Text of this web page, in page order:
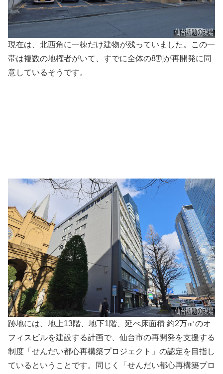
現在は、北西角に一棟だけ建物が残っていました。この一
帯は複数の地権者がいて、すでに全体の8割が再開発に同
意しているそうです。
跡地には、地上13階、地下1階、延べ床面積 約2万㎡のオ
フィスビルを建設する計画で、仙台市の再開発を支援する
制度「せんだい都心再構築プロジェクト」の認定を目指し
ているということです。同じく「せんだい都心再構築プロ